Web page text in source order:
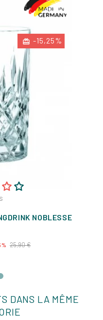
-15,25%
NOBLESSE
25,90 €Prix
DANS LA MÊME